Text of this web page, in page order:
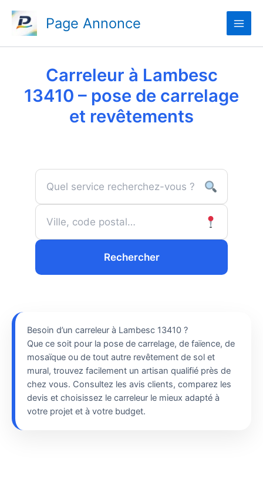
contenu
Page Annonce
Carreleur à Lambesc
13410 – pose de carrelage
et revêtements
Rechercher
Besoin d’un carreleur à Lambesc 13410 ?
Que ce soit pour la pose de carrelage, de faïence, de
mosaïque ou de tout autre revêtement de sol et
mural, trouvez facilement un artisan qualifié près de
chez vous. Consultez les avis clients, comparez les
devis et choisissez le carreleur le mieux adapté à
votre projet et à votre budget.